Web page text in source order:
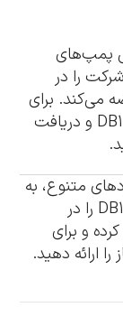
پمپ‌های
را در
می‌کند. برای
خرید پمپ یک اسب دو پروانه تکفاز DB100/01 و دریافت
متنوع، به
شما کمک می‌کند که پمپ دو پروانه DB100/01 را در
و برای
ارائه دهید.